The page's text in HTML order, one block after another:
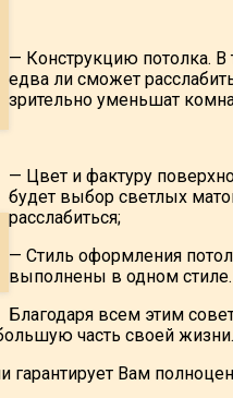
— Конструкцию потолка.
едва ли сможет
зрительно уменьшат
— Цвет и фактуру
будет выбор светлых
расслабиться;
— Стиль оформления
выполнены в одном стиле.
Благодаря всем этим
часть своей жизни.
Вам